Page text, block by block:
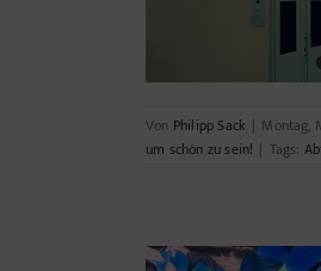
Von Philipp Sack | Montag,
um schön zu sein! | Tags: